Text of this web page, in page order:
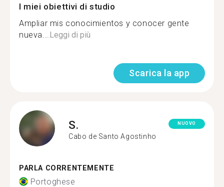
I miei obiettivi di studio
Ampliar mis conocimientos y conocer gente
nueva...Leggi di più
Scarica la app
S.
Cabo de Santo Agostinho
NUOVO
PARLA CORRENTEMENTE
Portoghese